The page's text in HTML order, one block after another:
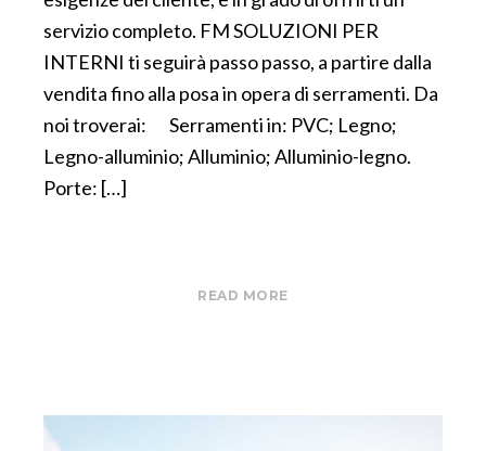
servizio completo. FM SOLUZIONI PER
INTERNI ti seguirà passo passo, a partire dalla
vendita fino alla posa in opera di serramenti. Da
noi troverai: Serramenti in: PVC; Legno;
Legno-alluminio; Alluminio; Alluminio-legno.
Porte: […]
READ MORE